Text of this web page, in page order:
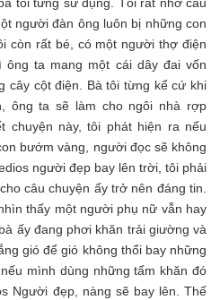
tôi từng sử dụng. Tôi rất nhớ câu
người đàn ông luôn bị những con
còn rất bé, có một người thợ điện
ta mang một cái dây đai vốn
cây cột điện. Bà tôi từng kể cứ khi
ông ta sẽ làm cho ngôi nhà rợp
chuyện này, tôi phát hiện ra nếu
bướm vàng, người đọc sẽ không
người đẹp bay lên trời, tôi phải
câu chuyện ấy trở nên đáng tin.
thấy một người phụ nữ vẫn hay
ấy đang phơi khăn trải giường và
gió để gió không thổi bay những
mình dùng những tấm khăn đó
Người đẹp, nàng sẽ bay lên. Thế